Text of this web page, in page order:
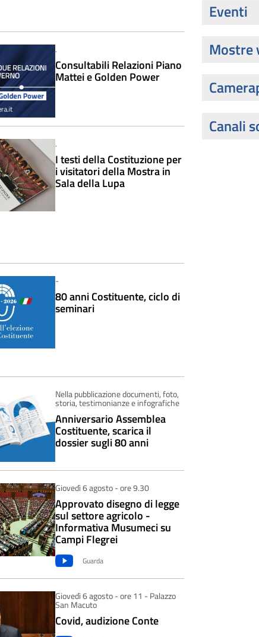
.
Consultabili Relazioni Piano
Mattei e Golden Power
.
I testi della Costituzione per
i visitatori della Mostra in
Sala della Lupa
-
80 anni Costituente, ciclo di
seminari
Nella pubblicazione documenti, foto,
storia, testimonianze e infografiche
Anniversario Assemblea
Costituente, scarica il
dossier sugli 80 anni
Giovedì 6 agosto - ore 9.30
Approvato disegno di legge
sul settore agricolo -
Informativa Musumeci su
Campi Flegrei
Guarda
Giovedì 6 agosto - ore 11 - Palazzo
San Macuto
Covid, audizione Conte
Eventi
Mostre
Canali